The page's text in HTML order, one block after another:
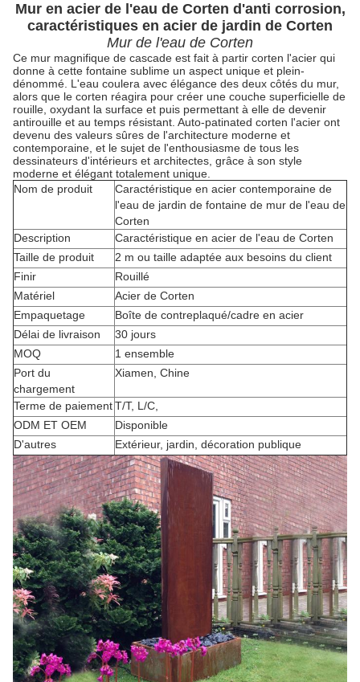
Mur en acier de l'eau de Corten d'anti corrosion,
caractéristiques en acier de jardin de Corten
Mur de l'eau de Corten
Ce mur magnifique de cascade est fait à partir corten l'acier qui
donne à cette fontaine sublime un aspect unique et plein-
dénommé. L'eau coulera avec élégance des deux côtés du mur,
alors que le corten réagira pour créer une couche superficielle de
rouille, oxydant la surface et puis permettant à elle de devenir
antirouille et au temps résistant. Auto-patinated corten l'acier ont
devenu des valeurs sûres de l'architecture moderne et
contemporaine, et le sujet de l'enthousiasme de tous les
dessinateurs d'intérieurs et architectes, grâce à son style
moderne et élégant totalement unique.
Nom de produit
Caractéristique en acier contemporaine de
l'eau de jardin de fontaine de mur de l'eau de
Corten
Description
Caractéristique en acier de l'eau de Corten
Taille de produit
2 m ou taille adaptée aux besoins du client
Finir
Rouillé
Matériel
Acier de Corten
Empaquetage
Boîte de contreplaqué/cadre en acier
Délai de livraison
30 jours
MOQ
1 ensemble
Port du
chargement
Xiamen, Chine
Terme de paiementT/T, L/C,
ODM ET OEM
Disponible
D'autres
Extérieur, jardin, décoration publique